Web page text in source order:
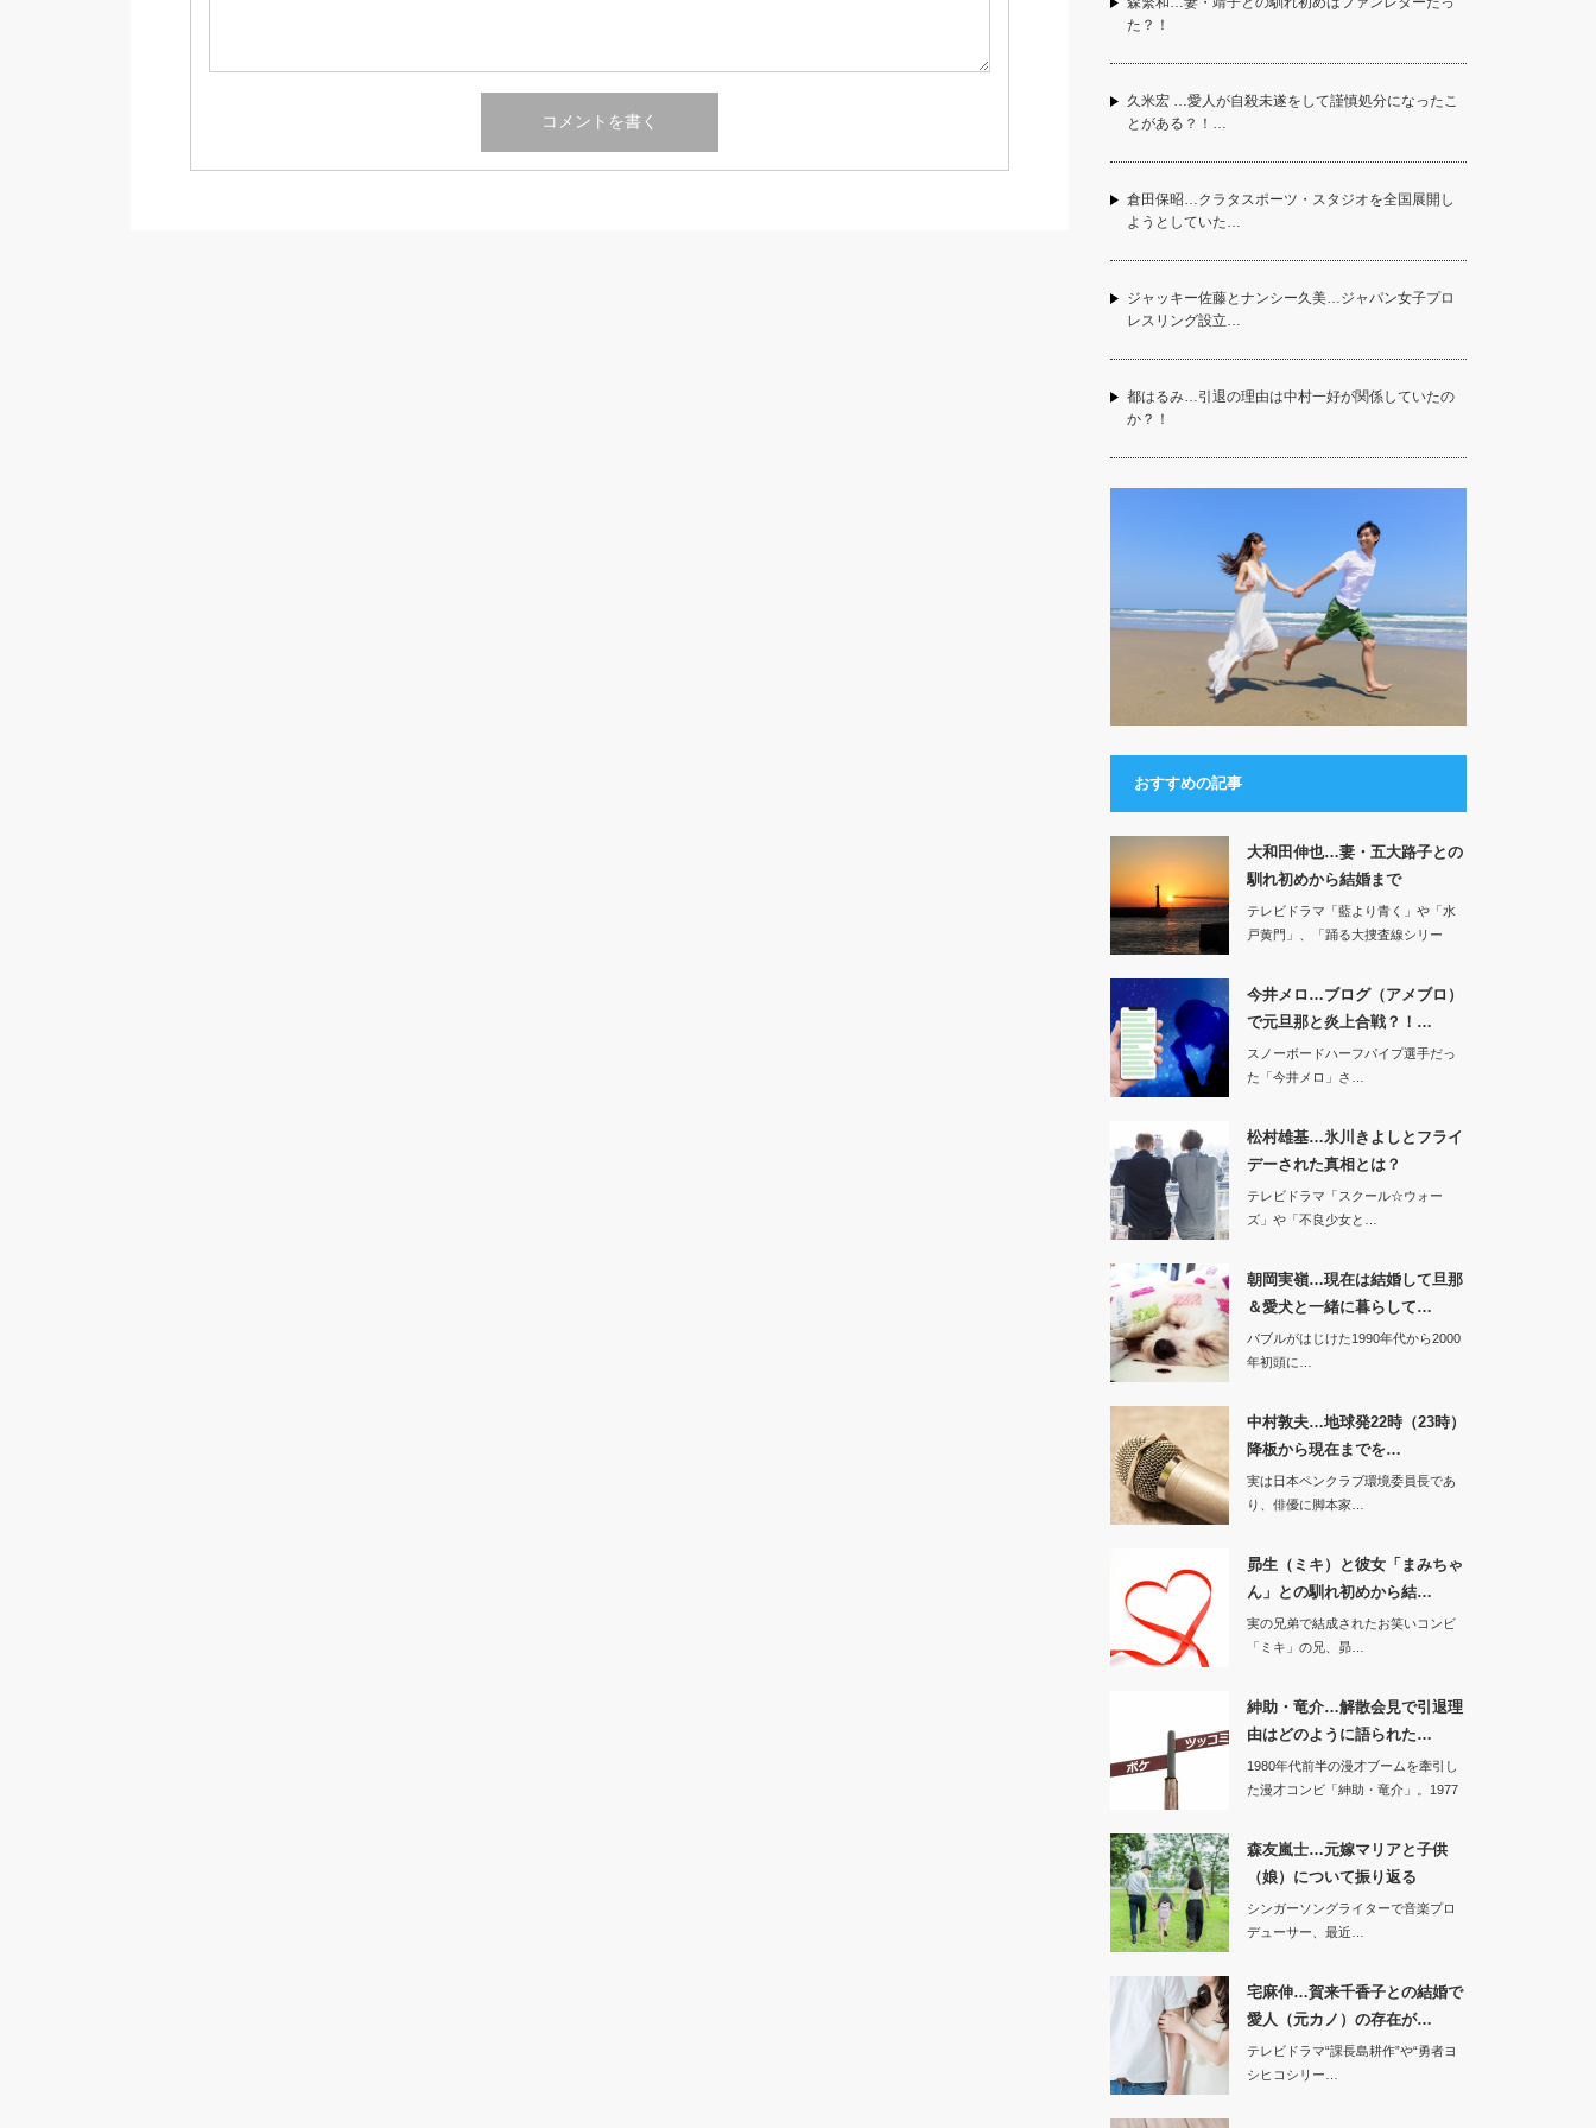
た？！
久米宏 …愛人が自殺未遂をして謹慎処分になったこ
とがある？！…
倉田保昭…クラタスポーツ・スタジオを全国展開し
ようとしていた…
ジャッキー佐藤とナンシー久美…ジャパン女子プロ
レスリング設立…
都はるみ…引退の理由は中村一好が関係していたの
か？！
おすすめの記事
大和田伸也…妻・五大路子との
馴れ初めから結婚まで
テレビドラマ「藍より青く」や「水
戸黄門」、「踊る大捜査線シリー
今井メロ…ブログ（アメブロ）
で元旦那と炎上合戦？！…
スノーボードハーフパイプ選手だっ
た「今井メロ」さ…
松村雄基…氷川きよしとフライ
デーされた真相とは？
テレビドラマ「スクール☆ウォー
ズ」や「不良少女と…
朝岡実嶺…現在は結婚して旦那
＆愛犬と一緒に暮らして…
バブルがはじけた1990年代から2000
年初頭に…
中村敦夫…地球発22時（23時）
降板から現在までを…
実は日本ペンクラブ環境委員長であ
り、俳優に脚本家…
昴生（ミキ）と彼女「まみちゃ
ん」との馴れ初めから結…
実の兄弟で結成されたお笑いコンビ
「ミキ」の兄、昴…
紳助・竜介…解散会見で引退理
由はどのように語られた…
1980年代前半の漫才ブームを牽引し
た漫才コンビ「紳助・竜介」。1977
森友嵐士…元嫁マリアと子供
（娘）について振り返る
シンガーソングライターで音楽プロ
デューサー、最近…
宅麻伸…賀来千香子との結婚で
愛人（元カノ）の存在が…
テレビドラマ“課長島耕作”や“勇者ヨ
シヒコシリー…